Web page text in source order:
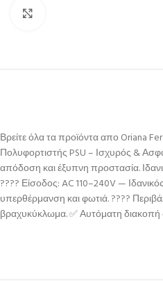
Βρείτε όλα τα προϊόντα απο Oriana
Πολυφορτιστής PSU – Ισχυρός &
απόδοση και έξυπνη προστασία.
???? Είσοδος: AC 110–240V —
υπερθέρμανση και φωτιά. ????️
βραχυκύκλωμα. ✅ Αυτόματη